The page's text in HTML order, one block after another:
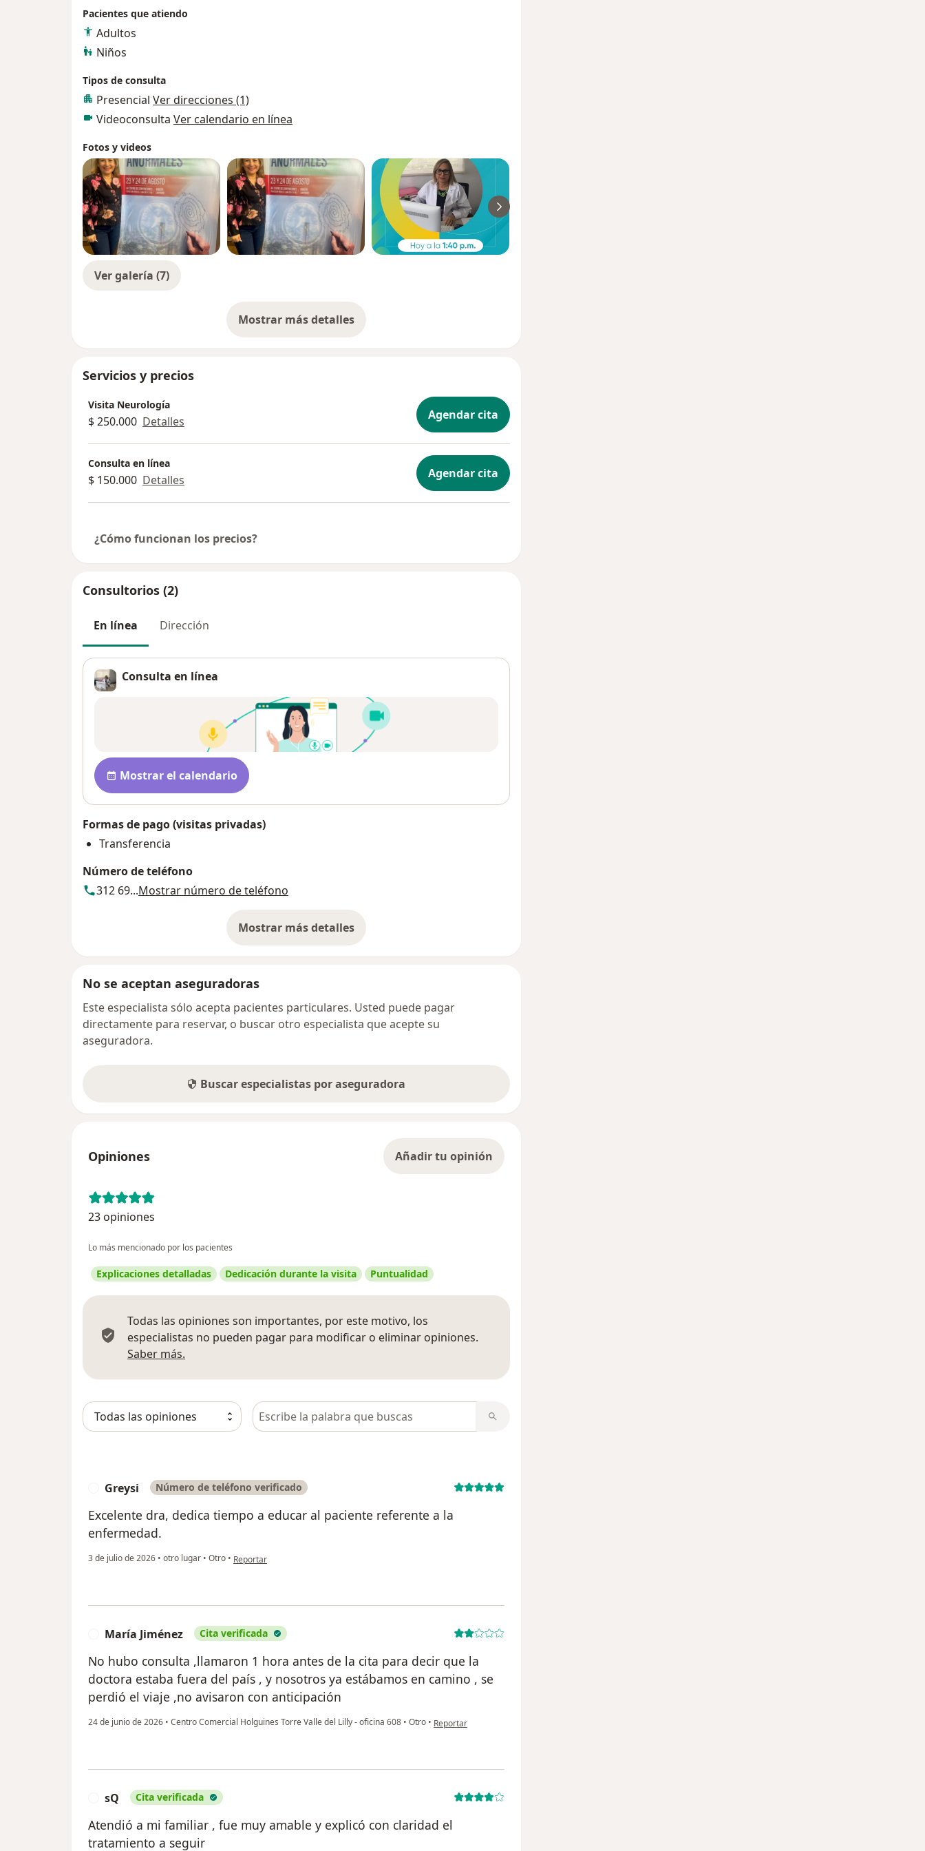
Pacientes que atiendo
Adultos
Niños
Tipos de consulta
Presencial Ver direcciones (1)
Videoconsulta Ver calendario en línea
Fotos y videos
Ver galería (7)
Mostrar más detalles
sobre la experiencia
Servicios y precios
Visita Neurología
$ 250.000 Detalles Agendar cita
Consulta en línea
$ 150.000 Detalles Agendar cita
¿Cómo funcionan los precios?
Consultorios (2)
En línea Dirección
Consulta en línea
Disponibilidad
Mostrar el calendario
Formas de pago (visitas privadas)
Transferencia
Número de teléfono
312 69...Mostrar número de teléfono
Mostrar más detalles
sobre la dirección
No se aceptan aseguradoras
Este especialista sólo acepta pacientes particulares. Usted puede pagar
directamente para reservar, o buscar otro especialista que acepte su
aseguradora.
Buscar especialistas por aseguradora
Opiniones Añadir tu opinión
23 opiniones
Lo más mencionado por los pacientes
Explicaciones detalladas Dedicación durante la visita Puntualidad
Todas las opiniones son importantes, por este motivo, los
especialistas no pueden pagar para modificar o eliminar opiniones.
Saber más.
Busca en opiniones
Greysi Número de teléfono verificado
Excelente dra, dedica tiempo a educar al paciente referente a la
enfermedad.
3 de julio de 2026 • otro lugar • Otro • en opinión del usuario Greysi
Reportar
María Jiménez Cita verificada
No hubo consulta ,llamaron 1 hora antes de la cita para decir que la
doctora estaba fuera del país , y nosotros ya estábamos en camino , se
perdió el viaje ,no avisaron con anticipación
24 de junio de 2026 • Centro Comercial Holguines Torre Valle del Lilly - oficina 608 • Otro • en opinión del usuario María Jiménez
Reportar
sQ Cita verificada
Atendió a mi familiar , fue muy amable y explicó con claridad el
tratamiento a seguir